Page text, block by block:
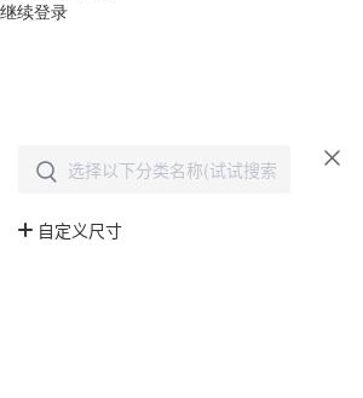
继续登录